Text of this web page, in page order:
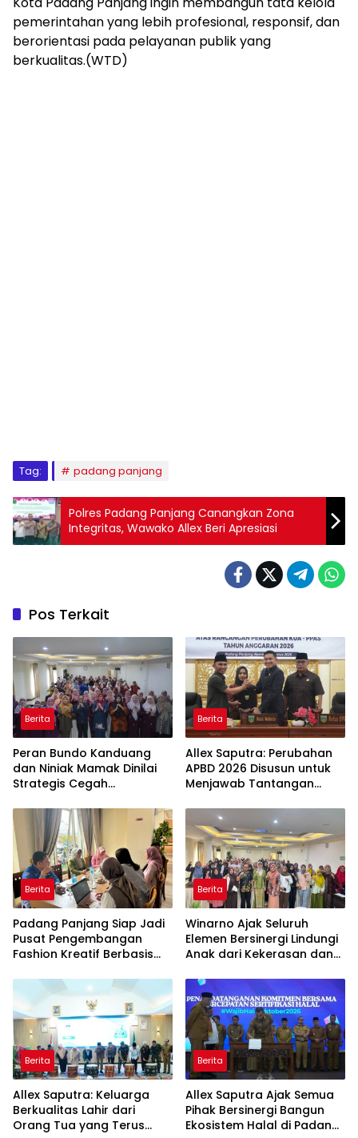
pemerintahan yang lebih profesional, responsif, dan
berorientasi pada pelayanan publik yang
berkualitas.(WTD)
Tag: padang panjang
Polres Padang Panjang Canangkan Zona
Integritas, Wawako Allex Beri Apresiasi
Pos Terkait
Berita
Peran Bundo Kanduang
dan Niniak Mamak Dinilai
Strategis Cegah
Berita
Allex Saputra: Perubahan
APBD 2026 Disusun untuk
Menjawab Tantangan
Berita
Padang Panjang Siap Jadi
Pusat Pengembangan
Fashion Kreatif Berbasis
Berita
Winarno Ajak Seluruh
Elemen Bersinergi Lindungi
Anak dari Kekerasan dan
Berita
Allex Saputra: Keluarga
Berkualitas Lahir dari
Orang Tua yang Terus
Berita
Allex Saputra Ajak Semua
Pihak Bersinergi Bangun
Ekosistem Halal di Padang